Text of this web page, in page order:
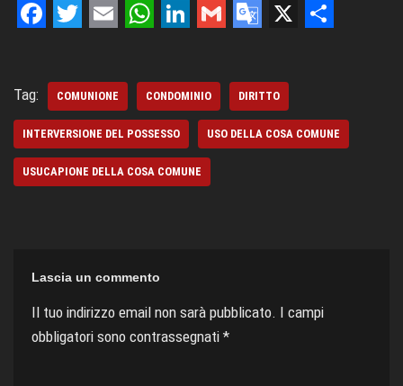
c
e
b
o
i
t
t
e
a
i
l
a
t
s
A
n
k
e
d
a
i
l
o
g
l
n
r
e
Tag: COMUNIONE CONDOMINIO DIRITTO
INTERVERSIONE DEL POSSESSO USO DELLA COSA COMUNE
USUCAPIONE DELLA COSA COMUNE
Lascia un commento
Il tuo indirizzo email non sarà pubblicato. I campi
obbligatori sono contrassegnati *